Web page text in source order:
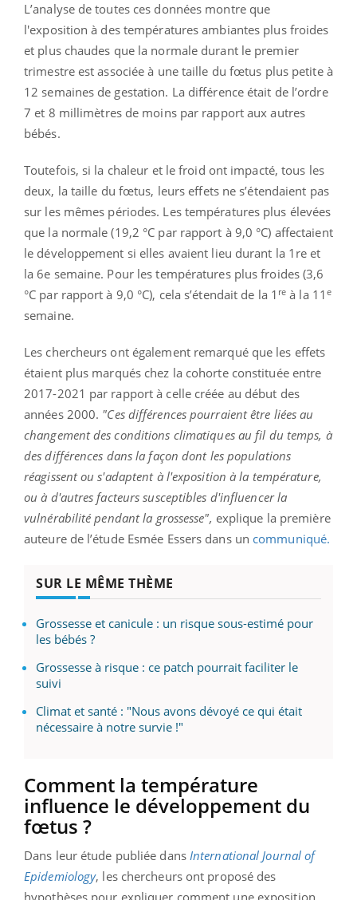
L’analyse de toutes ces données montre que
l'exposition à des températures ambiantes plus froides
et plus chaudes que la normale durant le premier
trimestre est associée à une taille du fœtus plus petite à
12 semaines de gestation. La différence était de l’ordre
7 et 8 millimètres de moins par rapport aux autres
bébés.
Toutefois, si la chaleur et le froid ont impacté, tous les
deux, la taille du fœtus, leurs effets ne s’étendaient pas
sur les mêmes périodes. Les températures plus élevées
que la normale (19,2 °C par rapport à 9,0 °C) affectaient
le développement si elles avaient lieu durant la 1re et
la 6e semaine. Pour les températures plus froides (3,6
°C par rapport à 9,0 °C), cela s’étendait de la 1 re à la 11 e
semaine.
Les chercheurs ont également remarqué que les effets
étaient plus marqués chez la cohorte constituée entre
2017-2021 par rapport à celle créée au début des
années 2000. "Ces différences pourraient être liées au
changement des conditions climatiques au fil du temps, à
des différences dans la façon dont les populations
réagissent ou s'adaptent à l'exposition à la température,
ou à d'autres facteurs susceptibles d'influencer la
vulnérabilité pendant la grossesse", explique la première
auteure de l’étude Esmée Essers dans un communiqué.
SUR LE MÊME THÈME
Grossesse et canicule : un risque sous-estimé pour
les bébés ?
Grossesse à risque : ce patch pourrait faciliter le
suivi
Climat et santé : "Nous avons dévoyé ce qui était
nécessaire à notre survie !"
Comment la température
influence le développement du
fœtus ?
Dans leur étude publiée dansInternational Journal of
Epidemiology, les chercheurs ont proposé des